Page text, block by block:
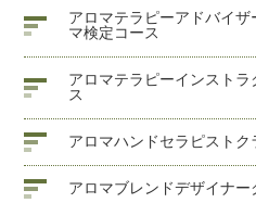
アロマテラピーアドバイザ
マ検定コース
アロマテラピーインストラ
ス
アロマハンドセラピストク
アロマブレンドデザイナー